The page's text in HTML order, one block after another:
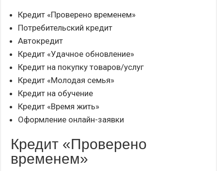
Кредит «Проверено временем»
Потребительский кредит
Автокредит
Кредит «Удачное обновление»
Кредит на покупку товаров/услуг
Кредит «Молодая семья»
Кредит на обучение
Кредит «Время жить»
Оформление онлайн-заявки
Кредит «Проверено
временем»